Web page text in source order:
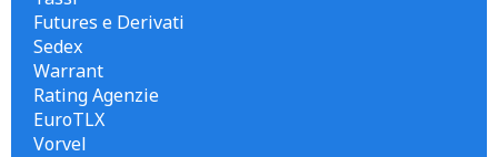
Futures e Derivati
Sedex
Warrant
Rating Agenzie
EuroTLX
Vorvel